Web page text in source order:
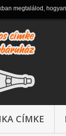
CÍMKE
megtalálod,